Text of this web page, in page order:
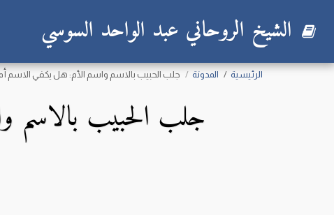
الشيخ الروحاني عبد الواحد السوسي
الرئيسية المدونة جلب الحبيب بالاسم واسم الأم: هل يكفي الاسم
جلب الحبيب بالاسم